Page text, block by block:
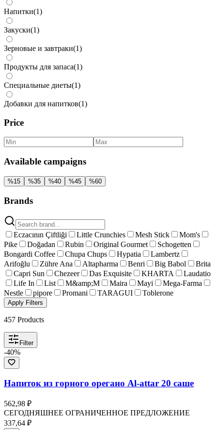
Напитки(1)
Закуски(1)
Зерновые и завтраки(1)
Продукты для запаса(1)
Специальные диеты(1)
Добавки для напитков(1)
Price
Available campaigns
%15 %35 %40 %45 %60
Brands
Eczacının Çiftliği Little Crunchies Mesh Stick
Mom's
Pike
Doğadan Rubin Original Gourmet
Schogetten
Bongardi Coffee
Chupa Chups Hypatia
Lambertz
Arifoğlu
Zühre Ana Altapharma Benri Big Babol
Brita
Capri Sun
Chezeer Das Exquisite KHARTA
Laudatio
Life In
List M&amp;M Maira Mayi
Mega-Farma
Nestle
pipore Promani TARAGUI Toblerone
Apply Filters
457 Products
Filter
-40%
Напиток из горного орегано Al-attar 20 саше
562,98 ₽
СЕГОДНЯШНЕЕ ОГРАНИЧЕННОЕ ПРЕДЛОЖЕНИЕ
337,64 ₽